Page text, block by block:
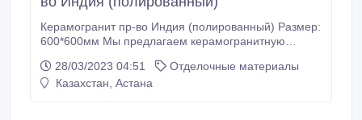
Керамогранит пр-во Индия (полированный) Размер:
600*600мм Мы предлагаем керамогранитную
(вентилируемые фасады), так и для внутренней
отделки пола и стен в жилых и общественных
28/03/2023 04:51
Отделочные материалы
Казахстан, Астана